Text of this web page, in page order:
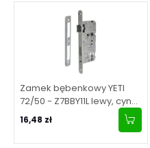
Zamek bębenkowy YETI
72/50 - Z7BBY11L lewy, cynk
biały, z zaczepem, puszka
70mm
16,48 zł